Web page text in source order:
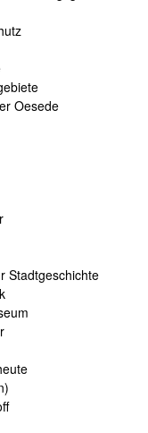
Oesede
Stadtgeschichte